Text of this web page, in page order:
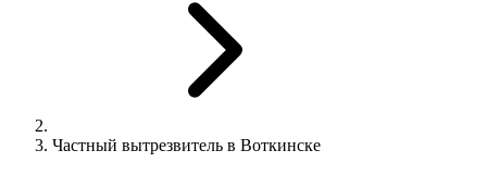
Частный вытрезвитель в Воткинске